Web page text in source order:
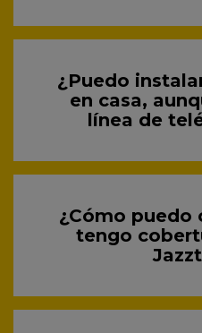
¿Puedo
en casa,
línea de
¿Cómo puedo
tengo